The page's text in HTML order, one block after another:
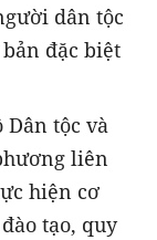
dân tộc
đặc biệt
tộc và
liên
hiện cơ
tạo, quy